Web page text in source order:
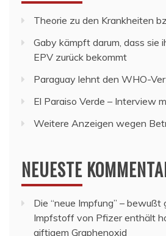
Theorie zu den Krankheiten
Gaby kämpft darum, dass sie
EPV zurück bekommt
Paraguay lehnt den WHO-
El Paraiso Verde – Interview
Weitere Anzeigen wegen
NEUESTE
Die “neue Impfung” – bewußt
Impfstoff von Pfizer enthält
giftigem Graphenoxid